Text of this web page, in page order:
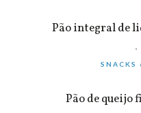
Pão integral de
SNACKS
Pão de queijo